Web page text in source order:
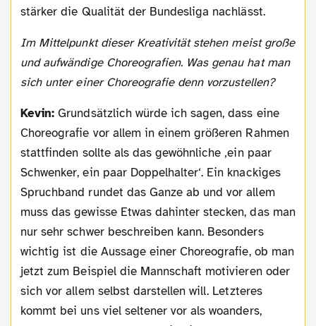
stärker die Qualität der Bundesliga nachlässt.
Im Mittelpunkt dieser Kreativität stehen meist große
und aufwändige Choreografien. Was genau hat man
sich unter einer Choreografie denn vorzustellen?
Kevin: Grundsätzlich würde ich sagen, dass eine
Choreografie vor allem in einem größeren Rahmen
stattfinden sollte als das gewöhnliche ‚ein paar
Schwenker, ein paar Doppelhalter‘. Ein knackiges
Spruchband rundet das Ganze ab und vor allem
muss das gewisse Etwas dahinter stecken, das man
nur sehr schwer beschreiben kann. Besonders
wichtig ist die Aussage einer Choreografie, ob man
jetzt zum Beispiel die Mannschaft motivieren oder
sich vor allem selbst darstellen will. Letzteres
kommt bei uns viel seltener vor als woanders,